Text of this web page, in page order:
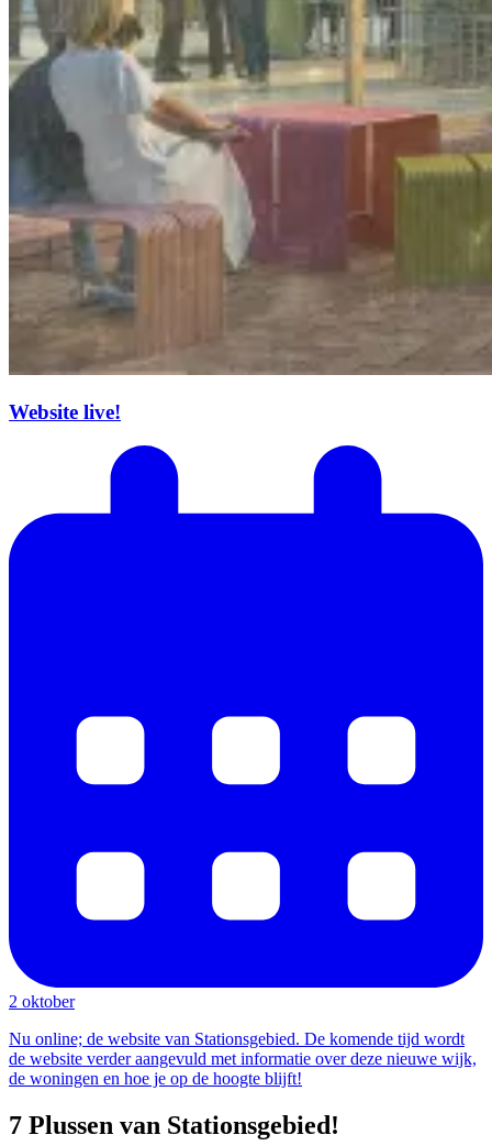
Website live!
2 oktober
Nu online; de website van Stationsgebied. De komende tijd wordt
de website verder aangevuld met informatie over deze nieuwe wijk,
de woningen en hoe je op de hoogte blijft!
7 Plussen van Stationsgebied!